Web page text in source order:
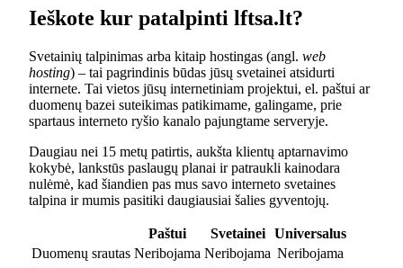
Ieškote kur patalpinti lftsa.lt?
Svetainių talpinimas arba kitaip hostingas (angl. web
hosting) – tai pagrindinis būdas jūsų svetainei atsidurti
internete. Tai vietos jūsų internetiniam projektui, el. paštui ar
duomenų bazei suteikimas patikimame, galingame, prie
spartaus interneto ryšio kanalo pajungtame serveryje.
Daugiau nei 15 metų patirtis, aukšta klientų aptarnavimo
kokybė, lankstūs paslaugų planai ir patraukli kainodara
nulėmė, kad šiandien pas mus savo interneto svetaines
talpina ir mumis pasitiki daugiausiai šalies gyventojų.
Paštui Svetainei
Universalus
Duomenų srautas Neribojama Neribojama Neribojama